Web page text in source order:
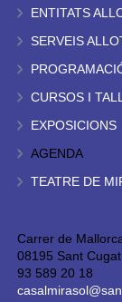
ENTITATS
SERVEIS
CURSOS I
EXPOSICIONS
AGENDA
TEATRE DE
Carrer de
08195 Sant
93 589 20 18